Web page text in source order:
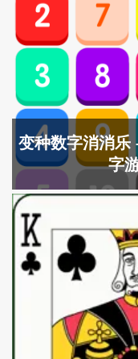
变种数字消消乐
字